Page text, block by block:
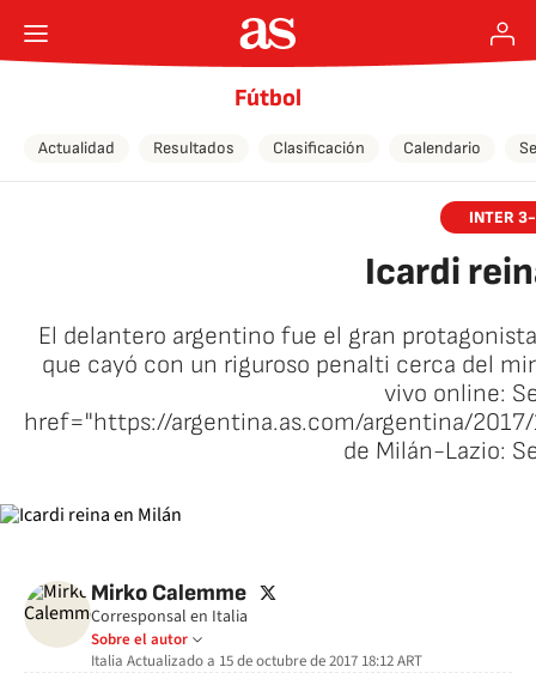
Fútbol
Actualidad Resultados Clasificación Calendario
INTER
Icardi
El delantero argentino fue el gran
que cayó con un riguroso penalti cerca del
vivo online:
href="https://argentina.as.com/argentina/
de Milán-Lazio:
Mirko Calemme twitter
Corresponsal en Italia
Sobre el autor
Italia Actualizado a 15 de octubre de 2017 18:12ART